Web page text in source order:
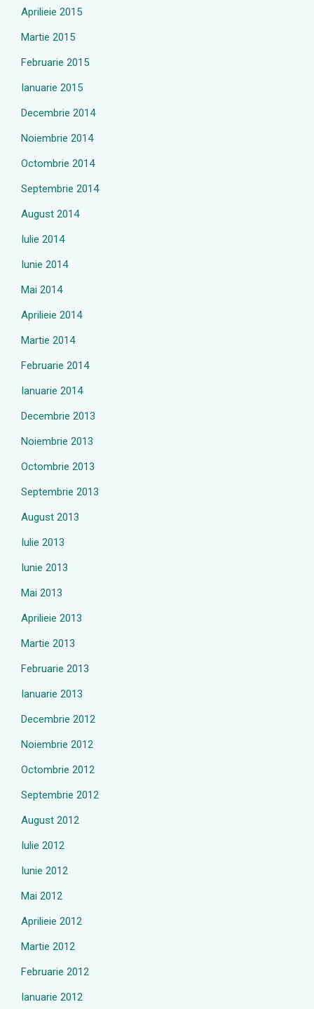
Aprilieie 2015
Martie 2015
Februarie 2015
Ianuarie 2015
Decembrie 2014
Noiembrie 2014
Octombrie 2014
Septembrie 2014
August 2014
Iulie 2014
Iunie 2014
Mai 2014
Aprilieie 2014
Martie 2014
Februarie 2014
Ianuarie 2014
Decembrie 2013
Noiembrie 2013
Octombrie 2013
Septembrie 2013
August 2013
Iulie 2013
Iunie 2013
Mai 2013
Aprilieie 2013
Martie 2013
Februarie 2013
Ianuarie 2013
Decembrie 2012
Noiembrie 2012
Octombrie 2012
Septembrie 2012
August 2012
Iulie 2012
Iunie 2012
Mai 2012
Aprilieie 2012
Martie 2012
Februarie 2012
Ianuarie 2012